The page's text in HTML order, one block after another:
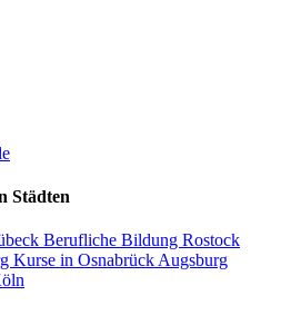
Städten
Berufliche Bildung Rostock
Kurse in OsnabrückAugsburg